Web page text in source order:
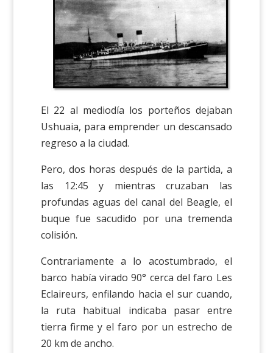
El 22 al mediodía los porteños dejaban
Ushuaia, para emprender un descansado
regreso a la ciudad.
Pero, dos horas después de la partida, a
las 12:45 y mientras cruzaban las
profundas aguas del canal del Beagle, el
buque fue sacudido por una tremenda
colisión.
Contrariamente a lo acostumbrado, el
barco había virado 90° cerca del faro Les
Eclaireurs, enfilando hacia el sur cuando,
la ruta habitual indicaba pasar entre
tierra firme y el faro por un estrecho de
20 km de ancho.